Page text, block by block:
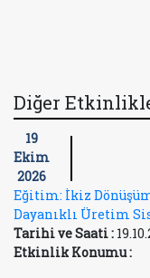
Diğer
19
Ekim
2026
Eğitim: İkiz
Dayanıklı Üretim
Tarihi ve Saati :
Etkinlik Konumu :